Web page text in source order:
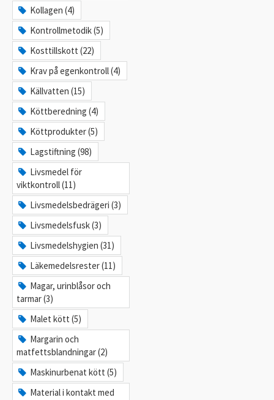
Kollagen (4)
Kontrollmetodik (5)
Kosttillskott (22)
Krav på egenkontroll (4)
Källvatten (15)
Köttberedning (4)
Köttprodukter (5)
Lagstiftning (98)
Livsmedel för
viktkontroll (11)
Livsmedelsbedrägeri (3)
Livsmedelsfusk (3)
Livsmedelshygien (31)
Läkemedelsrester (11)
Magar, urinblåsor och
tarmar (3)
Malet kött (5)
Margarin och
matfettsblandningar (2)
Maskinurbenat kött (5)
Material i kontakt med